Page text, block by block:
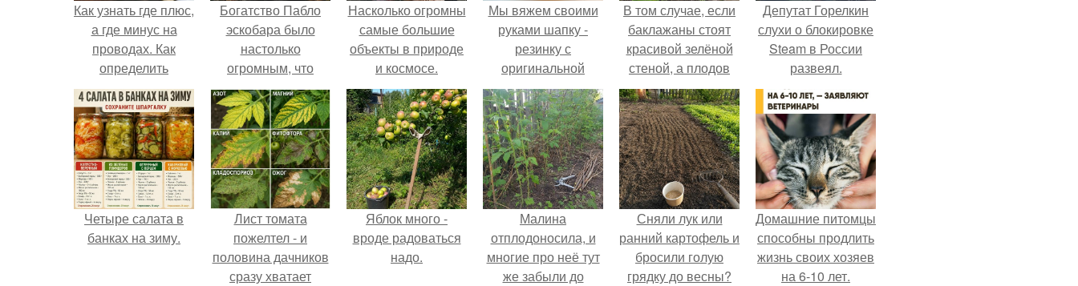
Как узнать где плюс,
а где минус на
проводах. Как
определить
полярность, не
имея приборов.
Богатство Пабло
эскобара было
настолько
огромным, что
многие истории о
нём звучат как
вымысел.
Насколько огромны
самые большие
объекты в природе
и космосе.
Мы вяжем своими
руками шапку -
резинку с
оригинальной
макушкой.
В том случае, если
баклажаны стоят
красивой зелёной
стеной, а плодов
почти не видно -
радоваться тут
нечему.
Депутат Горелкин
слухи о блокировке
Steam в России
развеял.
Четыре салата в
банках на зиму.
Лист томата
пожелтел - и
половина дачников
сразу хватает
Яблок много -
вроде радоваться
надо.
Малина
отплодоносила, и
многие про неё тут
же забыли до
Сняли лук или
ранний картофель и
бросили голую
грядку до весны?
Домашние питомцы
способны продлить
жизнь своих хозяев
на 6-10 лет.